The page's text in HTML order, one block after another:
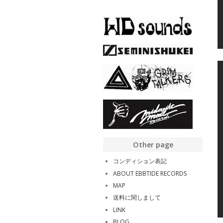
Other page
コンディション表記
ABOUT EBBTIDE RECORDS
MAP
送料に関しまして
LINK